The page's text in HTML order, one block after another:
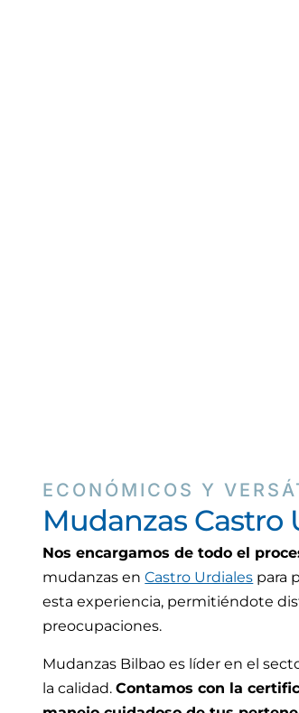
ECONÓMICOS Y
Mudanzas Castro
Nos encargamos de todo el
mudanzas enCastro Urdiales para
esta experiencia, permitiéndote
preocupaciones.
Mudanzas Bilbao es líder en el
la calidad.Contamos con la